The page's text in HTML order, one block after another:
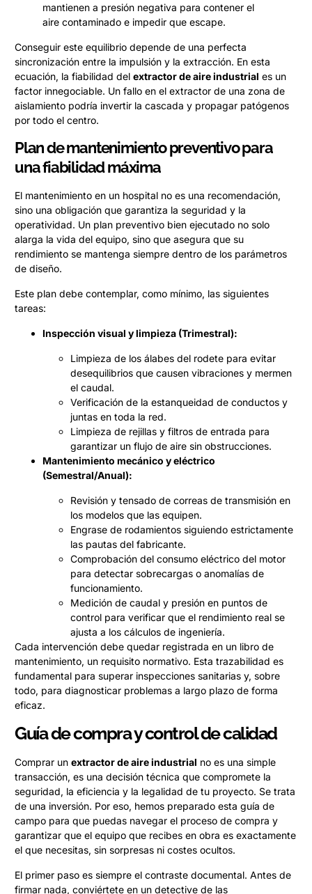
mantienen a presión negativa para contener el
aire contaminado e impedir que escape.
Conseguir este equilibrio depende de una perfecta
sincronización entre la impulsión y la extracción. En esta
ecuación, la fiabilidad del extractor de aire industrial es un
factor innegociable. Un fallo en el extractor de una zona de
aislamiento podría invertir la cascada y propagar patógenos
por todo el centro.
Plan de mantenimiento preventivo para
una fiabilidad máxima
El mantenimiento en un hospital no es una recomendación,
sino una obligación que garantiza la seguridad y la
operatividad. Un plan preventivo bien ejecutado no solo
alarga la vida del equipo, sino que asegura que su
rendimiento se mantenga siempre dentro de los parámetros
de diseño.
Este plan debe contemplar, como mínimo, las siguientes
tareas:
Inspección visual y limpieza (Trimestral):
Limpieza de los álabes del rodete para evitar
desequilibrios que causen vibraciones y mermen
el caudal.
Verificación de la estanqueidad de conductos y
juntas en toda la red.
Limpieza de rejillas y filtros de entrada para
garantizar un flujo de aire sin obstrucciones.
Mantenimiento mecánico y eléctrico
(Semestral/Anual):
Revisión y tensado de correas de transmisión en
los modelos que las equipen.
Engrase de rodamientos siguiendo estrictamente
las pautas del fabricante.
Comprobación del consumo eléctrico del motor
para detectar sobrecargas o anomalías de
funcionamiento.
Medición de caudal y presión en puntos de
control para verificar que el rendimiento real se
ajusta a los cálculos de ingeniería.
Cada intervención debe quedar registrada en un libro de
mantenimiento, un requisito normativo. Esta trazabilidad es
fundamental para superar inspecciones sanitarias y, sobre
todo, para diagnosticar problemas a largo plazo de forma
eficaz.
Guía de compra y control de calidad
Comprar un extractor de aire industrial no es una simple
transacción, es una decisión técnica que compromete la
seguridad, la eficiencia y la legalidad de tu proyecto. Se trata
de una inversión. Por eso, hemos preparado esta guía de
campo para que puedas navegar el proceso de compra y
garantizar que el equipo que recibes en obra es exactamente
el que necesitas, sin sorpresas ni costes ocultos.
El primer paso es siempre el contraste documental. Antes de
firmar nada, conviértete en un detective de las